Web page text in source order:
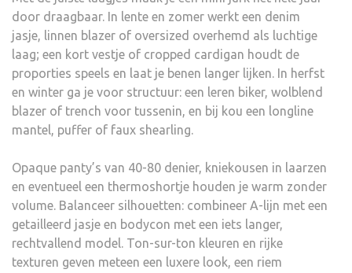
door draagbaar. In lente en zomer werkt een denim
jasje, linnen blazer of oversized overhemd als luchtige
laag; een kort vestje of cropped cardigan houdt de
proporties speels en laat je benen langer lijken. In herfst
en winter ga je voor structuur: een leren biker, wolblend
blazer of trench voor tussenin, en bij kou een longline
mantel, puffer of faux shearling.
Opaque panty’s van 40-80 denier, kniekousen in laarzen
en eventueel een thermoshortje houden je warm zonder
volume. Balanceer silhouetten: combineer A-lijn met een
getailleerd jasje en bodycon met een iets langer,
rechtvallend model. Ton-sur-ton kleuren en rijke
texturen geven meteen een luxere look, een riem